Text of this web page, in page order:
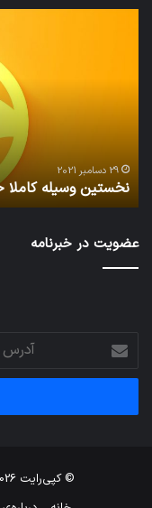
29 دسامبر 2021
نخستین وسیله کاملا
عضویت در خبرنامه
آدرس
ایمیل
خود
وارد
© کپی‌رایت 2026